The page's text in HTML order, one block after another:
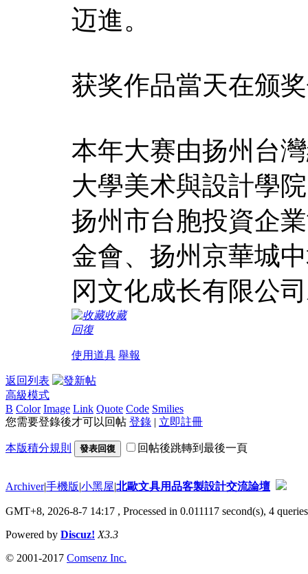
迈進。
获奖作品當天在颁
本年大赛由扬州台
大學美术與設計學
扬州市台胞投資企
金會、扬州京華城
冈文化成长有限公
收藏
回復
使用道具 舉報
返回列表
高級模式
B Color Image Link Quote Code Smilies
您需要登錄後才可以回帖 登錄 | 立即註冊
本版積分規則 發表回復 回帖後跳轉到最後一頁
Archiver|手機版|小黑屋|北歐文具用品客製設計交流論壇
GMT+8, 2026-8-7 14:17 , Processed in 0.011117 second(s), 4
Powered by Discuz! X3.3
© 2001-2017 Comsenz Inc.